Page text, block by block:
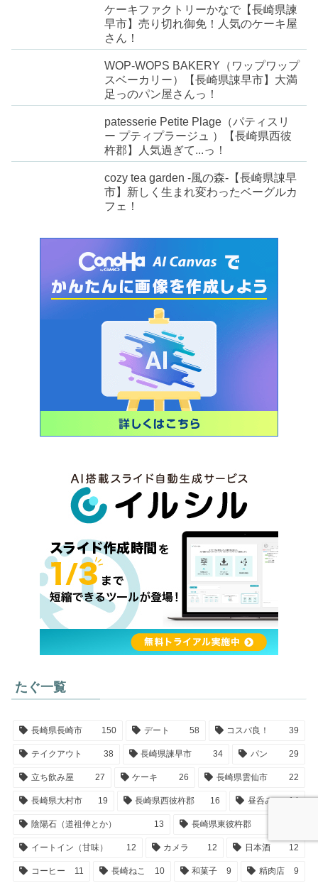
ケーキファクトリーかなで【長崎県諫
早市】売り切れ御免！人気のケーキ屋
さん！
WOP-WOPS BAKERY（ワップワップ
スベーカリー）【長崎県諌早市】大満
足っのパン屋さんっ！
patesserie Petite Plage（パティスリ
ー プティプラージュ ）【長崎県西彼
杵郡】人気過ぎて...っ！
cozy tea garden -風の森-【長崎県諌早
市】新しく生まれ変わったベーグルカ
フェ！
たぐ一覧
長崎県長崎市 150 デート 58 コスパ良！ 39
テイクアウト 38 長崎県諫早市 34 パン 29
立ち飲み屋 27 ケーキ 26 長崎県雲仙市 22
長崎県大村市 19 長崎県西彼杵郡 16 昼呑み 14
陰陽石（道祖伸とか） 13 長崎県東彼杵郡
イートイン（甘味） 12 カメラ 12 日本酒 12
コーヒー 11 長崎ねこ 10 和菓子 9 精肉店 9